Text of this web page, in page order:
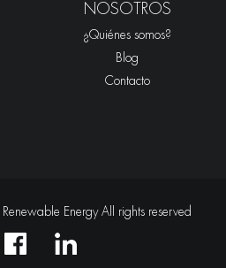
NOSOTROS
¿Quiénes somos?
Blog
Contacto
Energy All rights reserved